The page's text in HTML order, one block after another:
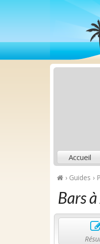
Accueil
› Guides ›
Bars